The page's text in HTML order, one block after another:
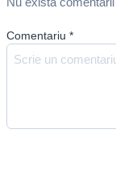
Comentariu *